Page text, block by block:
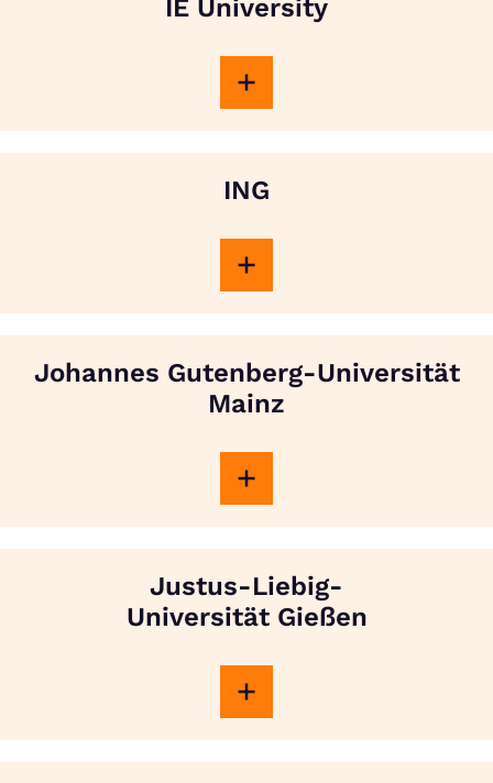
IE University
ING
Johannes Gutenberg-Universität
Mainz
Justus-Liebig-
Universität Gießen